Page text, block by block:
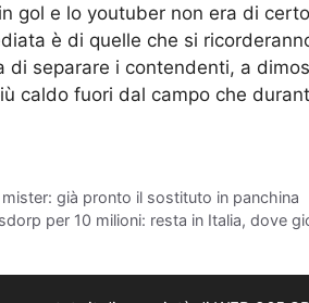
gol e lo youtuber non era di
è di quelle che si
di separare i contendenti, a
caldo fuori dal campo che
già pronto il sostituto in panchina
per 10 milioni: resta in Italia, dove